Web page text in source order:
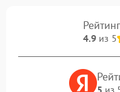
4.9из 5